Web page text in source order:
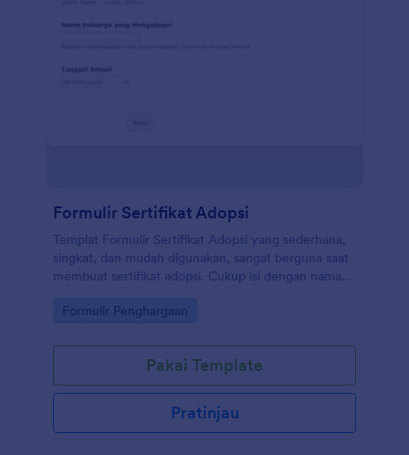
Formulir Sertifikat Adopsi
Templat Formulir Sertifikat Adopsi yang sederhana,
singkat, dan mudah digunakan, sangat berguna saat
membuat sertifikat adopsi. Cukup isi dengan nama
nama orang yang mengadopsi anak atau hewan
mengadopsi, dan tanggal adopsi. Editor PDF Jotform
kemudian akan menggunakan informasi yang
dikumpul melalui Formulir Sertifikat Adopsi ini, untuk
mengisi templat sertifikat adopsi dalam format PDF
yang mudah diakses. Proses sangatlah mudah, isi
Go to Category:
Formulir Penghargaan
Pakai Template
Pratinjau